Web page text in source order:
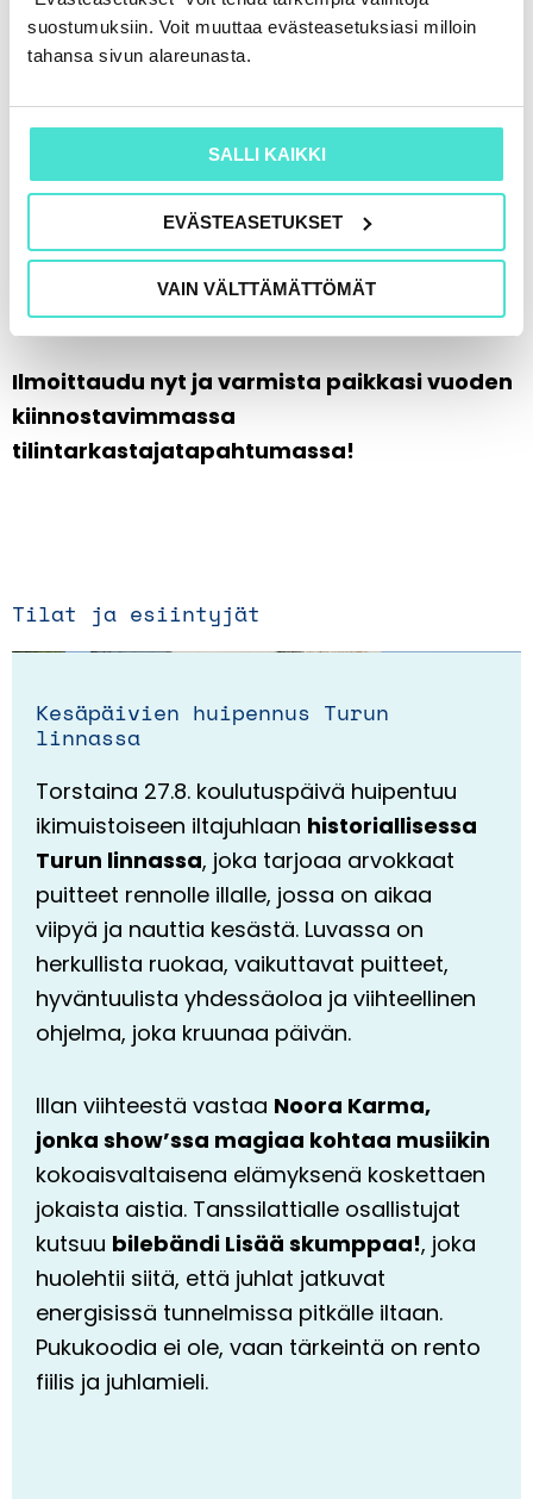
suostumuksiin. Voit muuttaa evästeasetuksiasi milloin
tahansa sivun alareunasta.
SALLI KAIKKI
EVÄSTEASETUKSET
VAIN VÄLTTÄMÄTTÖMÄT
aloitusillan.
Illan hinta sisältää kuljetuksen Villa
Marjaniemeen ja takaisin, illallisen
ruokajuomineen, viihteellisen ohjelman sekä
kaksi drinkkilippua. Huomioithan, että erillistä
baaria ei ole – illan tarjoilut on suunniteltu
valmiiksi kokonaisuudeksi, jossa on helppo
keskittyä seuraan ja tunnelmaan.
Ilmoittaudu nyt ja varmista paikkasi vuoden
kiinnostavimmassa
tilintarkastajatapahtumassa!
Tilat ja esiintyjät
Kesäpäivien huipennus Turun
linnassa
Torstaina 27.8. koulutuspäivä huipentuu
ikimuistoiseen iltajuhlaan historiallisessa
Turun linnassa, joka tarjoaa arvokkaat
puitteet rennolle illalle, jossa on aikaa
viipyä ja nauttia kesästä. Luvassa on
herkullista ruokaa, vaikuttavat puitteet,
hyväntuulista yhdessäoloa ja viihteellinen
ohjelma, joka kruunaa päivän.
Illan viihteestä vastaa Noora Karma,
jonka show’ssa magiaa kohtaa musiikin
kokoaisvaltaisena elämyksenä koskettaen
jokaista aistia. Tanssilattialle osallistujat
kutsuu bilebändi Lisää skumppaa!, joka
huolehtii siitä, että juhlat jatkuvat
energisissä tunnelmissa pitkälle iltaan.
Pukukoodia ei ole, vaan tärkeintä on rento
fiilis ja juhlamieli.